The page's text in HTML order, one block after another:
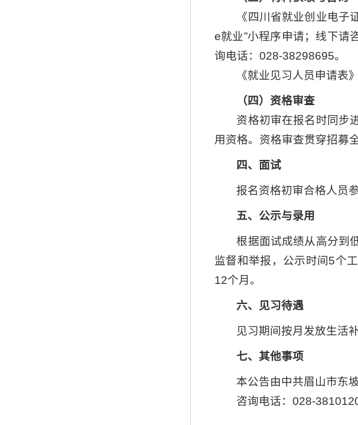
《四川省就业创业电子
e就业”小程序申请；线下请
询电话：028-38298695。
《就业见习人员申请表
（四）资格审查
资格初审在报名时同步
用资格。资格审查贯穿招募
四、面试
报名资格初审合格人员
五、公示与录用
根据面试成绩从高分到
监督和举报，公示时间5个
12个月。
六、见习待遇
见习期间按月发放生活
七、其他事项
本公告由中共眉山市东
咨询电话：028-